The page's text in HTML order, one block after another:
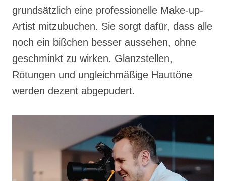
grundsätzlich eine professionelle Make-up-
Artist mitzubuchen. Sie sorgt dafür, dass alle
noch ein bißchen besser aussehen, ohne
geschminkt zu wirken. Glanzstellen,
Rötungen und ungleichmäßige Hauttöne
werden dezent abgepudert.